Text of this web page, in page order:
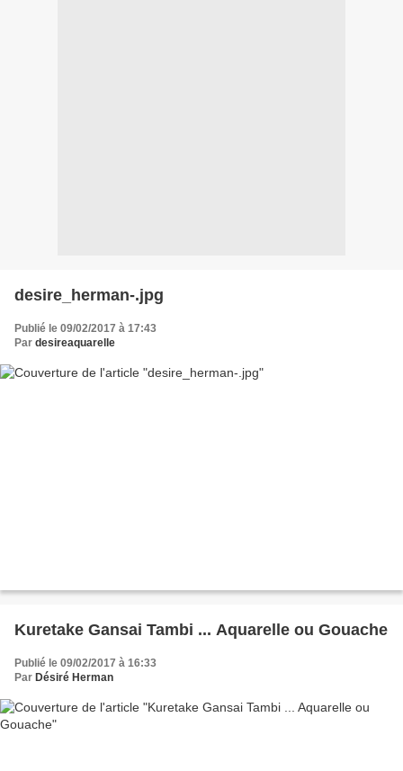
desire_herman-.jpg
Publié le 09/02/2017 à 17:43
Par desireaquarelle
Kuretake Gansai Tambi ... Aquarelle ou Gouache
Publié le 09/02/2017 à 16:33
Par Désiré Herman